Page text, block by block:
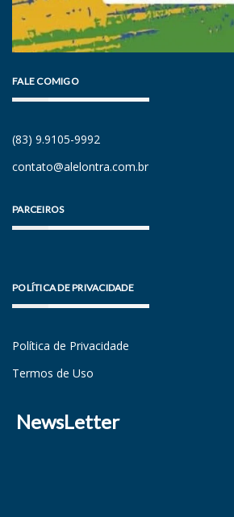
FALE COMIGO
(83) 9.9105-9992
contato@alelontra.com.br
PARCEIROS
POLÍTICA DE PRIVACIDADE
Política de Privacidade
Termos de Uso
NewsLetter